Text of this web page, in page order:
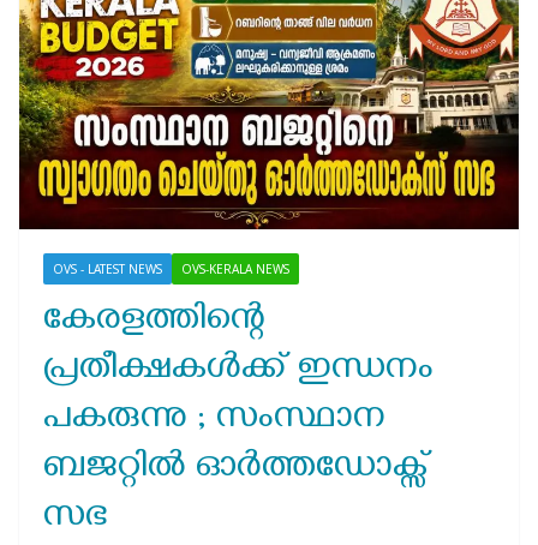
OVS - LATEST NEWS OVS-KERALA NEWS
കേരളത്തിന്റെ
പ്രതീക്ഷകൾക്ക് ഇന്ധനം
പകരുന്നു ; സംസ്ഥാന
ബജറ്റിൽ ഓർത്തഡോക്സ്
സഭ